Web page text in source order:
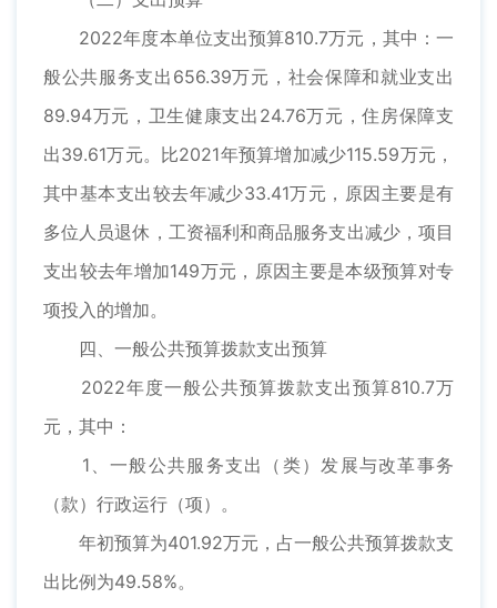
2022年度本单位支出预算810.7万元，其中：一
般公共服务支出656.39万元，社会保障和就业支出
89.94万元，卫生健康支出24.76万元，住房保障支
出39.61万元。比2021年预算增加减少115.59万元，
其中基本支出较去年减少33.41万元，原因主要是有
多位人员退休，工资福利和商品服务支出减少，项目
支出较去年增加149万元，原因主要是本级预算对专
项投入的增加。
四、一般公共预算拨款支出预算
2022年度一般公共预算拨款支出预算810.7万
元，其中：
1、一般公共服务支出（类）发展与改革事务
（款）行政运行（项）。
年初预算为401.92万元，占一般公共预算拨款支
出比例为49.58%。